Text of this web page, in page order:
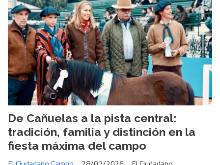
De Cañuelas a la pista central:
tradición, familia y distinción en la
fiesta máxima del campo